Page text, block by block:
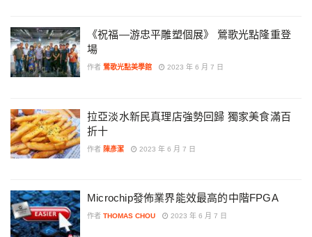
《祝福—游忠平雕塑個展》 鶯歌光點隆重登
場
作者 鶯歌光點美學館 2023 年 6 月 7 日
拉亞淡水新民真理店強勢回歸 獨家美食滿百
折十
作者 陳彥潔 2023 年 6 月 7 日
Microchip發佈業界能效最高的中階FPGA
作者 THOMAS CHOU 2023 年 6 月 7 日